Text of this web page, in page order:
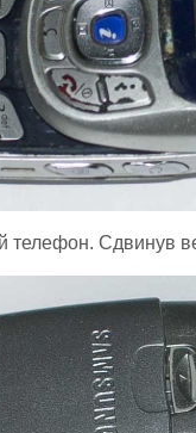
телефон. Сдвинув